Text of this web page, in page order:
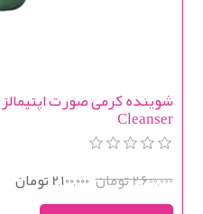
Cleanser
2,600,000 تومان 2,100,000 تومان